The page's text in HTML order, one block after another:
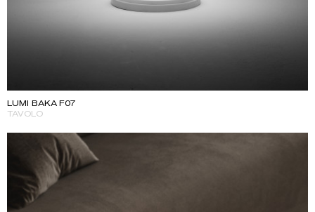
LUMI BAKA F07
TAVOLO